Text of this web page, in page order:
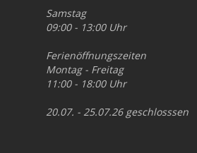
Samstag
09:00 - 13:00 Uhr
Ferienöffnungszeiten
Montag - Freitag
11:00 - 18:00 Uhr
20.07. - 25.07.26 geschlosssen